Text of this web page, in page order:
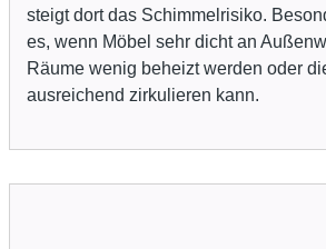
steigt dort das Schimmelrisiko.
es, wenn Möbel sehr dicht an
Räume wenig beheizt werden oder
ausreichend zirkulieren kann.